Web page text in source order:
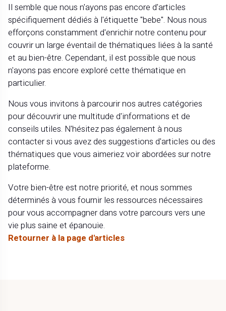
Il semble que nous n'ayons pas encore d'articles
spécifiquement dédiés à l'étiquette "bebe". Nous nous
efforçons constamment d'enrichir notre contenu pour
couvrir un large éventail de thématiques liées à la santé
et au bien-être. Cependant, il est possible que nous
n'ayons pas encore exploré cette thématique en
particulier.
Nous vous invitons à parcourir nos autres catégories
pour découvrir une multitude d'informations et de
conseils utiles. N'hésitez pas également à nous
contacter si vous avez des suggestions d'articles ou des
thématiques que vous aimeriez voir abordées sur notre
plateforme.
Votre bien-être est notre priorité, et nous sommes
déterminés à vous fournir les ressources nécessaires
pour vous accompagner dans votre parcours vers une
vie plus saine et épanouie.
Retourner à la page d'articles